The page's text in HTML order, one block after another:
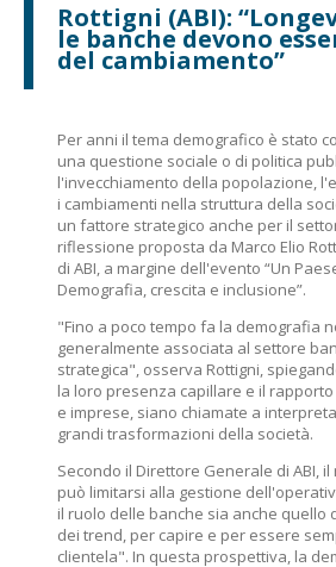
Rottigni (ABI):
le banche devono
del cambiamento”
Per anni il tema demografico è stato
una questione sociale o di politica
l'invecchiamento della popolazione,
i cambiamenti nella struttura della
un fattore strategico anche per il
riflessione proposta da Marco Elio
di ABI, a margine dell'evento “Un
Demografia, crescita e inclusione”.
"Fino a poco tempo fa la demografia
generalmente associata al settore
strategica", osserva Rottigni,
la loro presenza capillare e il
e imprese, siano chiamate a
grandi trasformazioni della società.
Secondo il Direttore Generale di ABI,
può limitarsi alla gestione
il ruolo delle banche sia anche quello
dei trend, per capire e per essere
clientela". In questa prospettiva, la